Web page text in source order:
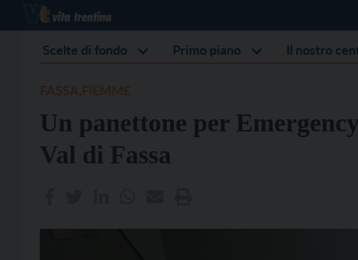
Scelte di fondo Primo piano Il nostro
,
Un panettone per
Val di Fassa